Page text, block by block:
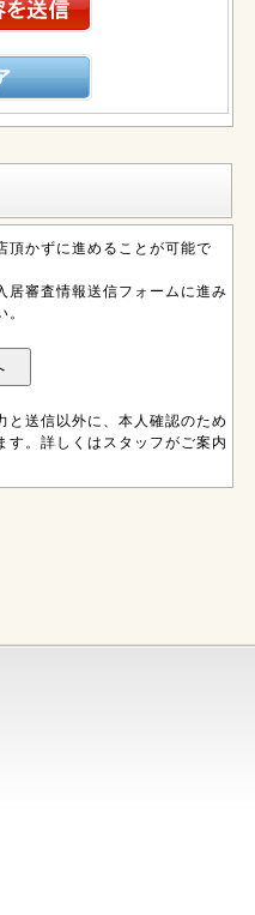
頂かずに進めることが可能で
居審査情報送信フォームに進み
送信以外に、本人確認のため
す。詳しくはスタッフがご案内